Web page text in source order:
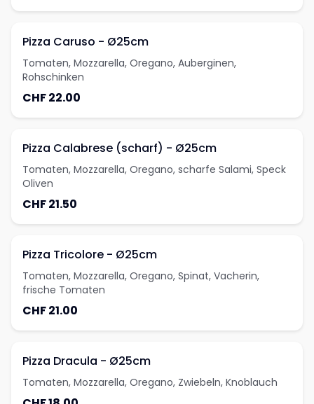
Pizza Caruso - Ø25cm
Tomaten, Mozzarella, Oregano, Auberginen,
Rohschinken
CHF 22.00
Pizza Calabrese (scharf) - Ø25cm
Tomaten, Mozzarella, Oregano, scharfe Salami, Speck
Oliven
CHF 21.50
Pizza Tricolore - Ø25cm
Tomaten, Mozzarella, Oregano, Spinat, Vacherin,
frische Tomaten
CHF 21.00
Pizza Dracula - Ø25cm
Tomaten, Mozzarella, Oregano, Zwiebeln, Knoblauch